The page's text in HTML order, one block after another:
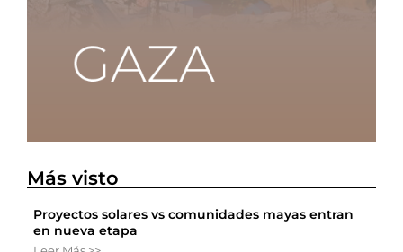
Más visto
Proyectos solares vs comunidades mayas entran
en nueva etapa